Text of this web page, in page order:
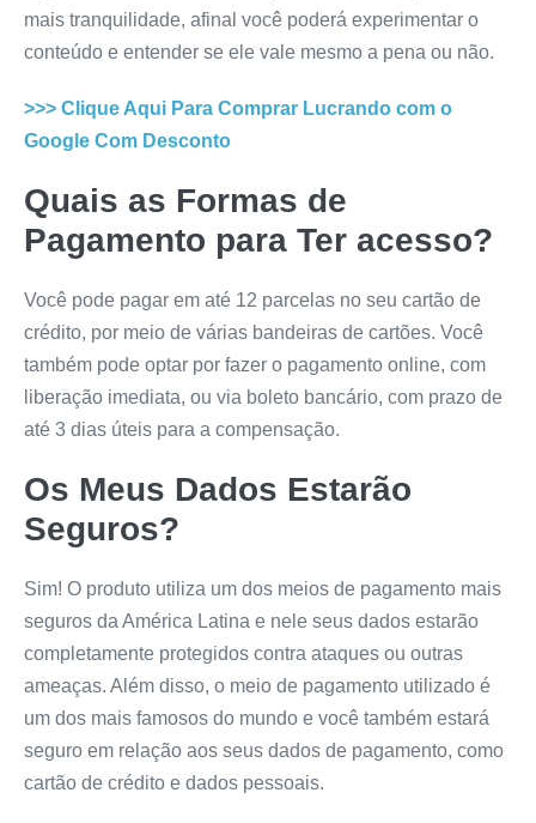
mais tranquilidade, afinal você poderá experimentar o
conteúdo e entender se ele vale mesmo a pena ou não.
>>> Clique Aqui Para Comprar Lucrando com o
Google Com Desconto
Quais as Formas de
Pagamento para Ter acesso?
Você pode pagar em até 12 parcelas no seu cartão de
crédito, por meio de várias bandeiras de cartões. Você
também pode optar por fazer o pagamento online, com
liberação imediata, ou via boleto bancário, com prazo de
até 3 dias úteis para a compensação.
Os Meus Dados Estarão
Seguros?
Sim! O produto utiliza um dos meios de pagamento mais
seguros da América Latina e nele seus dados estarão
completamente protegidos contra ataques ou outras
ameaças. Além disso, o meio de pagamento utilizado é
um dos mais famosos do mundo e você também estará
seguro em relação aos seus dados de pagamento, como
cartão de crédito e dados pessoais.